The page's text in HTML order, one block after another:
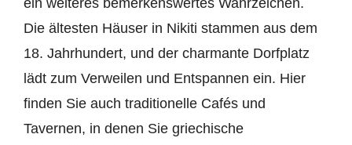
ein weiteres bemerkenswertes Wahrzeichen.
Die ältesten Häuser in Nikiti stammen aus dem
18. Jahrhundert, und der charmante Dorfplatz
lädt zum Verweilen und Entspannen ein. Hier
finden Sie auch traditionelle Cafés und
Tavernen, in denen Sie griechische